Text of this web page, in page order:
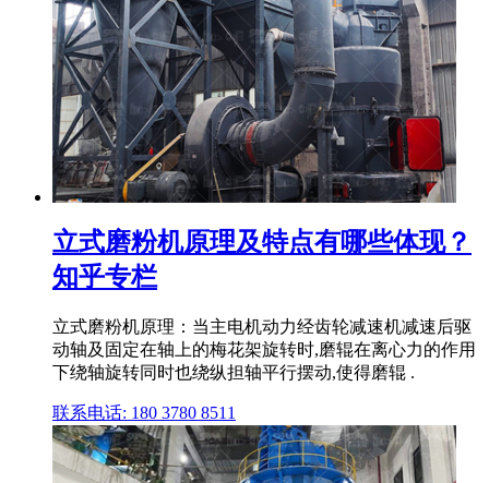
立式磨粉机原理及特点有哪些体现？
知乎专栏
立式磨粉机原理：当主电机动力经齿轮减速机减速后驱
动轴及固定在轴上的梅花架旋转时,磨辊在离心力的作用
下绕轴旋转同时也绕纵担轴平行摆动,使得磨辊 .
联系电话: 180 3780 8511